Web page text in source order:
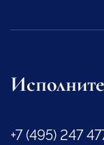
+7 (495) 247